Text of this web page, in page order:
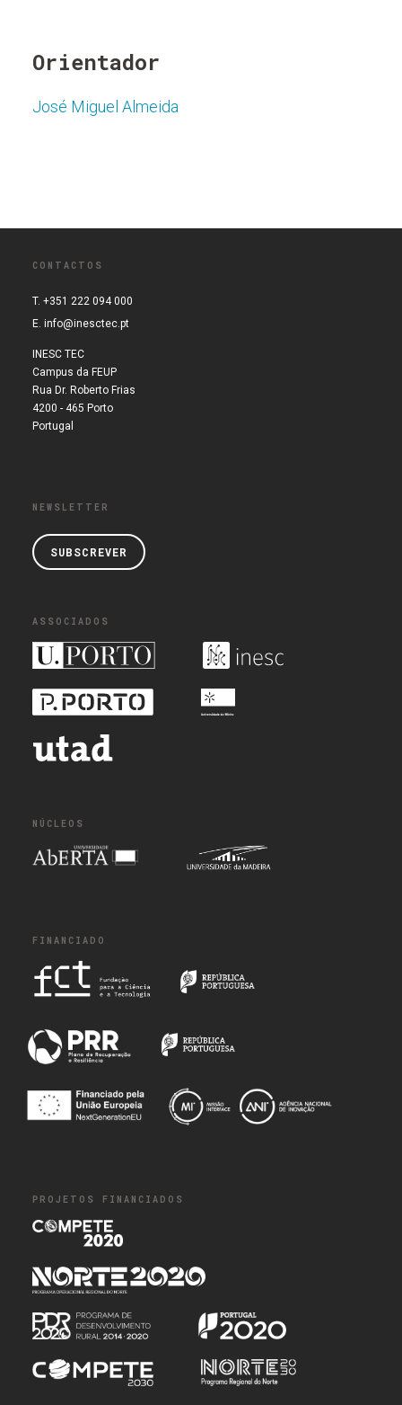
Orientador
José Miguel Almeida
CONTACTOS
T. +351 222 094 000
E. info@inesctec.pt
INESC TEC
Campus da FEUP
Rua Dr. Roberto Frias
4200 - 465 Porto
Portugal
NEWSLETTER
SUBSCREVER
ASSOCIADOS
NÚCLEOS
FINANCIADO
PROJETOS FINANCIADOS